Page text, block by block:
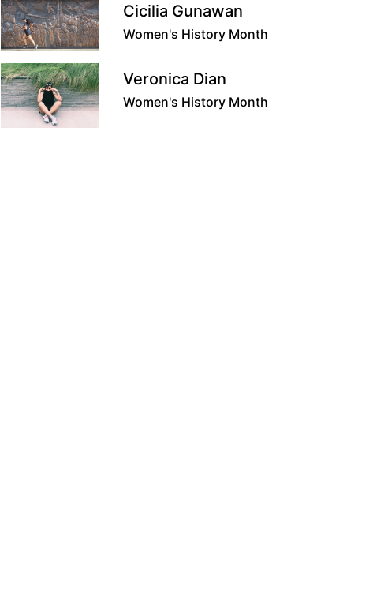
Cicilia Gunawan
Women's History Month
Veronica Dian
Women's History Month